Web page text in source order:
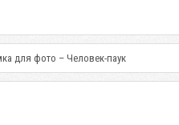
для фото – Человек-паук